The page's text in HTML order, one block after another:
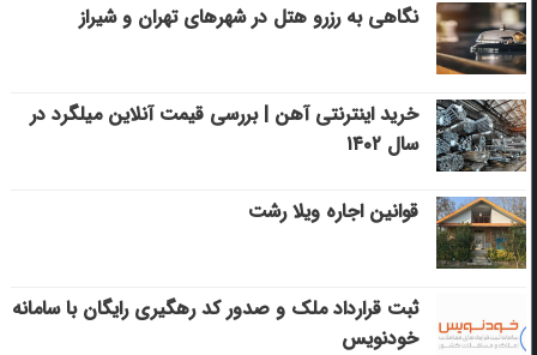
نگاهی به رزرو هتل در شهرهای تهران و شیراز
خرید اینترنتی آهن | بررسی قیمت آنلاین میلگرد در
سال ۱۴۰۲
قوانین اجاره ویلا رشت
ثبت قرارداد ملک و صدور کد رهگیری رایگان با سامانه
خودنویس